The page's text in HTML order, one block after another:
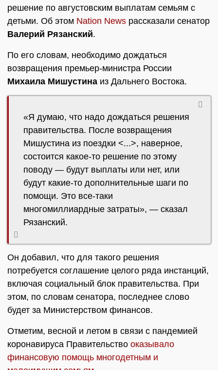
решение по августовским выплатам семьям с
детьми. Об этом Nation News рассказали сенатор
Валерий Рязанский.
По его словам, необходимо дождаться
возвращения премьер-министра России
Михаила Мишустина из Дальнего Востока.
«Я думаю, что надо дождаться решения
правительства. После возвращения
Мишустина из поездки <...>, наверное,
состоится какое-то решение по этому
поводу — будут выплаты или нет, или
будут какие-то дополнительные шаги по
помощи. Это все-таки
многомиллиардные затраты», — сказал
Рязанский.
Он добавил, что для такого решения
потребуется соглашение целого ряда инстанций,
включая социальный блок правительства. При
этом, по словам сенатора, последнее слово
будет за Министерством финансов.
Отметим, весной и летом в связи с пандемией
коронавируса Правительство оказывало
финансовую помощь многодетным и